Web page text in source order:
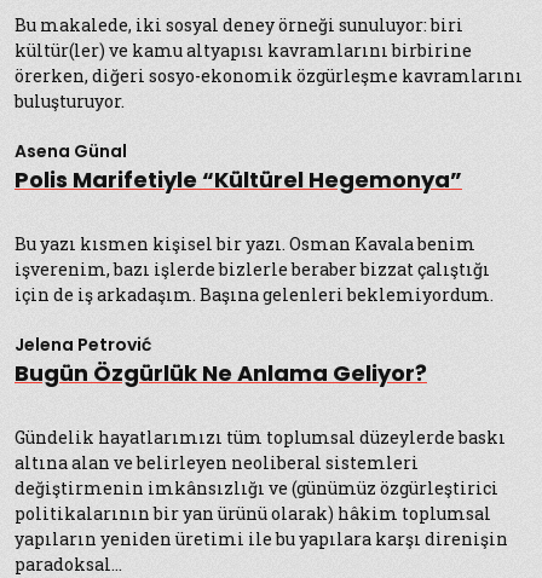
Bu makalede, iki sosyal deney örneği sunuluyor: biri
kültür(ler) ve kamu altyapısı kavramlarını birbirine
örerken, diğeri sosyo-ekonomik özgürleşme kavramlarını
buluşturuyor.
Asena Günal
Polis Marifetiyle “Kültürel Hegemonya”
Bu yazı kısmen kişisel bir yazı. Osman Kavala benim
işverenim, bazı işlerde bizlerle beraber bizzat çalıştığı
için de iş arkadaşım. Başına gelenleri beklemiyordum.
Jelena Petrović
Bugün Özgürlük Ne Anlama Geliyor?
Gündelik hayatlarımızı tüm toplumsal düzeylerde baskı
altına alan ve belirleyen neoliberal sistemleri
değiştirmenin imkânsızlığı ve (günümüz özgürleştirici
politikalarının bir yan ürünü olarak) hâkim toplumsal
yapıların yeniden üretimi ile bu yapılara karşı direnişin
paradoksal...